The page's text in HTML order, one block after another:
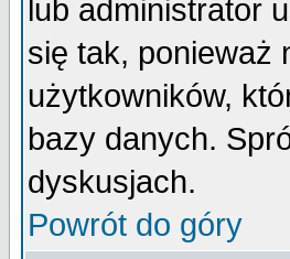
lub administrator
się tak, ponieważ
użytkowników,
bazy danych.
dyskusjach.
Powrót do góry